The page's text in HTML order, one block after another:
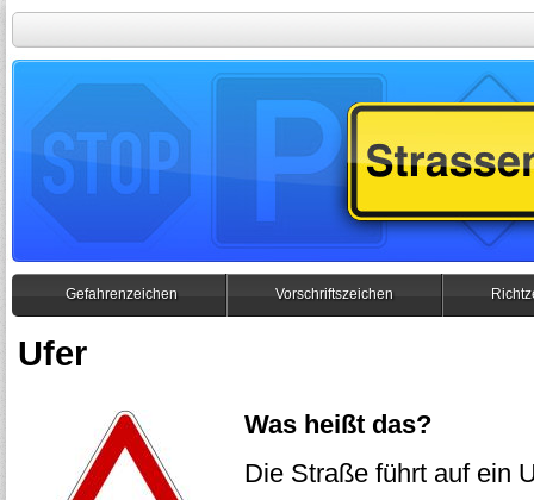
Gefahrenzeichen Vorschriftszeichen
Ufer
Was heißt das?
Die Straße führt auf ein